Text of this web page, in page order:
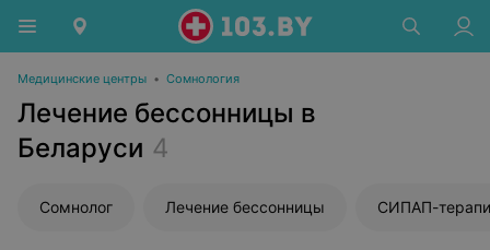
Медицинские центры • Сомнология
Лечение бессонницы в
Беларуси 4
Сомнолог Лечение бессонницы СИПАП-